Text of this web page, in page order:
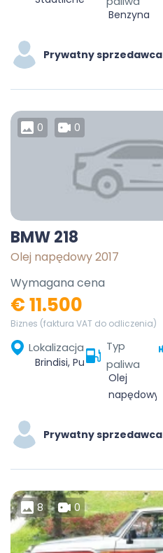
Benzyna
Prywatny sprzedawca
0 0
BMW 218
Olej napędowy 2017
Wymagana cena
€ 11.500
Biznes (faktura VAT do odliczenia)
Lokalizacja
Brindisi, Puglia, Italia
Typ
paliwa
Olej
napędowy
Prywatny sprzedawca
8 0